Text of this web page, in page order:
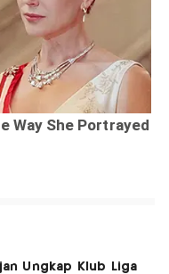
Ungkap Klub Liga